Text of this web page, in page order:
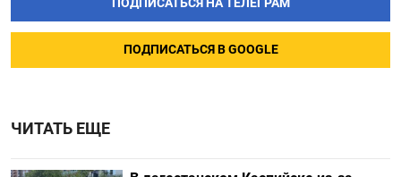
ПОДПИСАТЬСЯ НА ТЕЛЕГРАМ
ПОДПИСАТЬСЯ В GOOGLE
ЧИТАТЬ ЕЩЕ